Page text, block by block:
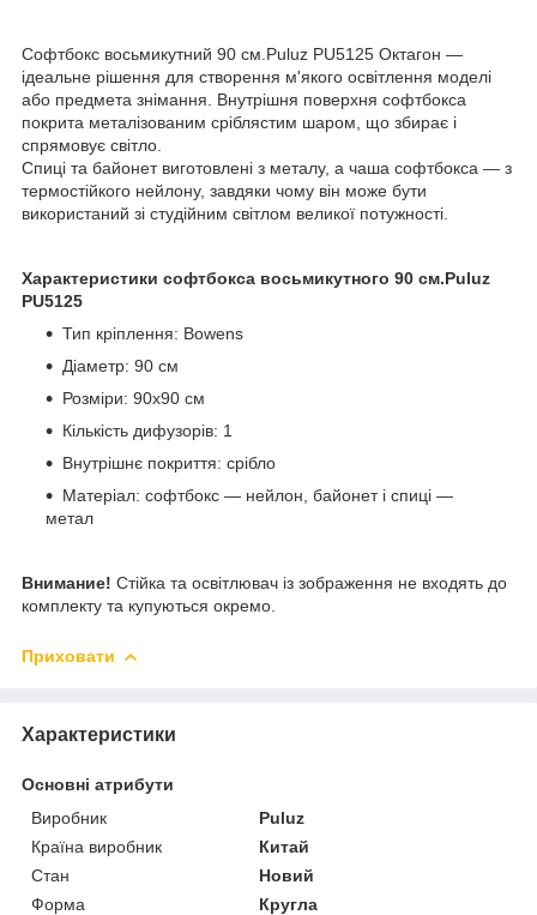
Софтбокс восьмикутний 90 см.Puluz PU5125 Октагон —
ідеальне рішення для створення м'якого освітлення моделі
або предмета знімання. Внутрішня поверхня софтбокса
покрита металізованим сріблястим шаром, що збирає і
спрямовує світло.
Спиці та байонет виготовлені з металу, а чаша софтбокса — з
термостійкого нейлону, завдяки чому він може бути
використаний зі студійним світлом великої потужності.
Характеристики софтбокса восьмикутного 90 см.Puluz
PU5125
Тип кріплення: Bowens
Діаметр: 90 см
Розміри: 90x90 см
Кількість дифузорів: 1
Внутрішнє покриття: срібло
Матеріал: софтбокс — нейлон, байонет і спиці —
метал
Внимание! Стійка та освітлювач із зображення не входять до
комплекту та купуються окремо.
Приховати
Характеристики
Основні атрибути
Виробник
Puluz
Країна виробник
Китай
Стан
Новий
Форма
Кругла